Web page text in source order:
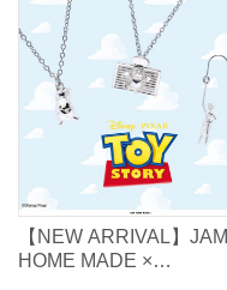
【NEW ARRIVAL】JAM
HOME MADE ×